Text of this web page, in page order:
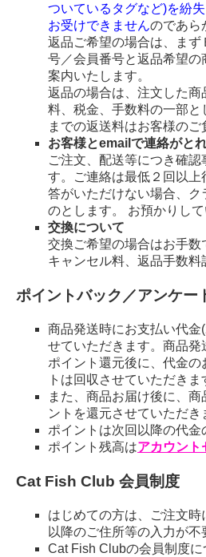
ついているタグなど)を紛
お受けできませんのであら
返品ご希望の場合は、まず
号／会員番号と返品希望
案内いたします。
返品の場合は、注文した
料、税金、手数料の一部と
までの返送料はお客様の
お客様とemailで連絡がと
ご注文、配送等につき確
す。ご連絡は最低２回以
答がいただけない場合、
のとします。 お預かりして
交換について
交換ご希望の場合はお手
キャンセル料、返品手数
ポイントバック／アンケー
商品発送時にお支払い代
せていただきます。商品
ポイント還元後に、代金
トは回収させていただきま
また、商品お届け後に、
ントを還元させていただき
ポイントは次回以降の代
ポイント残高はアカウント
Cat Fish Club 会員制度
はじめての方は、ご注文
以降のご住所等の入力が不
Cat Fish Clubの会員制度に